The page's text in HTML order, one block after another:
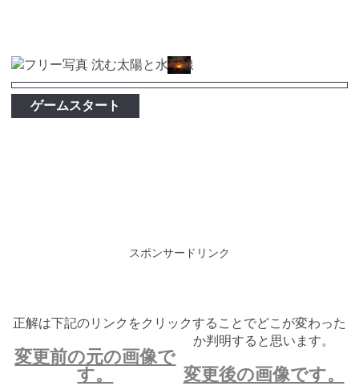
ゲームスタート
スポンサードリンク
正解は下記のリンクをクリックすることでどこが変わった
か判明すると思います。
変更前の元の画像で
す。
変更後の画像です。